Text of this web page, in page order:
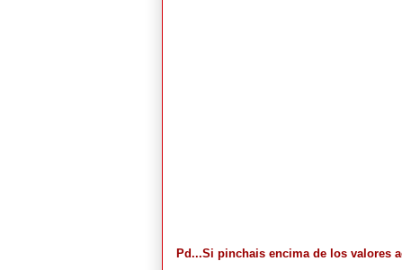
Pd...Si pinchais encima de los valores